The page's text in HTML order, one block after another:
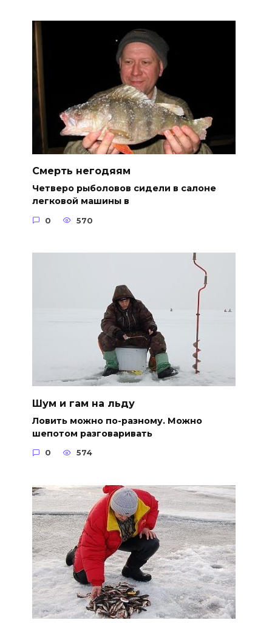
Смерть негодяям
Четверо рыболовов сидели в салоне
легковой машины в
0 570
Шум и гам на льду
Ловить можно по-разному. Можно
шепотом разговаривать
0 574